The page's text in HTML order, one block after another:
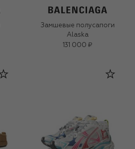
Замшевые полусапоги
Alaska
131 000 ₽